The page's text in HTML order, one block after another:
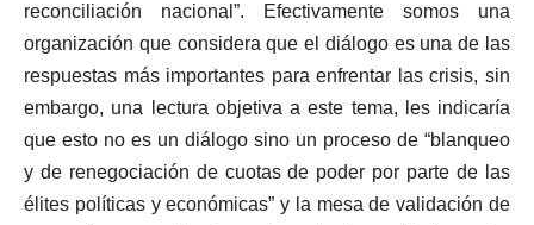
reconciliación nacional”. Efectivamente somos una
organización que considera que el diálogo es una de las
respuestas más importantes para enfrentar las crisis, sin
embargo, una lectura objetiva a este tema, les indicaría
que esto no es un diálogo sino un proceso de “blanqueo
y de renegociación de cuotas de poder por parte de las
élites políticas y económicas” y la mesa de validación de